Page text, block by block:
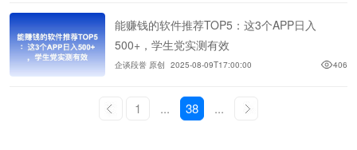
能赚钱的软件推荐TOP5：这3个APP日入
500+，学生党实测有效
企谈段誉 原创 2025-08-09T17:00:00 406
1 ... 38 ...